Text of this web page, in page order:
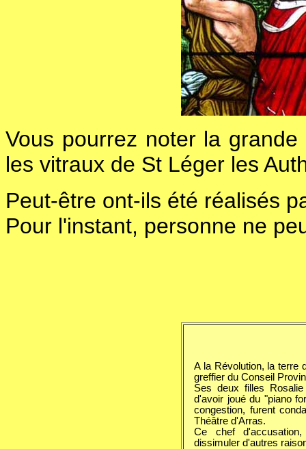
Vous pourrez noter la
les vitraux de St Léger les
Peut-être ont-ils été réalisés
Pour l'instant, personne ne
A la Révolution, la terre
greffier du Conseil
Ses deux filles
d'avoir joué du "piano
congestion, furent
Théâtre d'Arras.
Ce chef
dissimuler d'autres